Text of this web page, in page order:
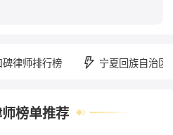
律师排行榜 宁夏回族自治区
榜单推荐